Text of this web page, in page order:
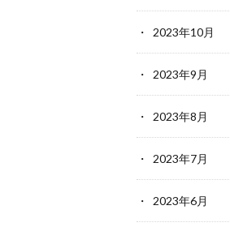
2023年10月
2023年9月
2023年8月
2023年7月
2023年6月